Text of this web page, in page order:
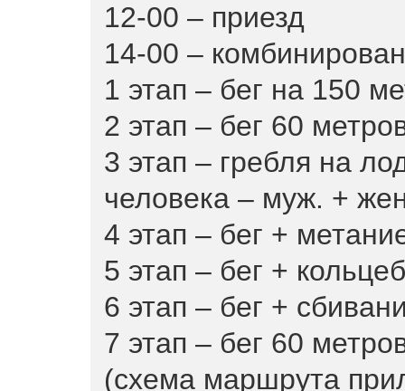
12-00 – приезд
14-00 –
1 этап – бег на 150
2 этап – бег 60
3 этап – гребля на
человека – муж. +
4 этап – бег +
5 этап – бег +
6 этап – бег +
7 этап – бег 60
(схема маршрута